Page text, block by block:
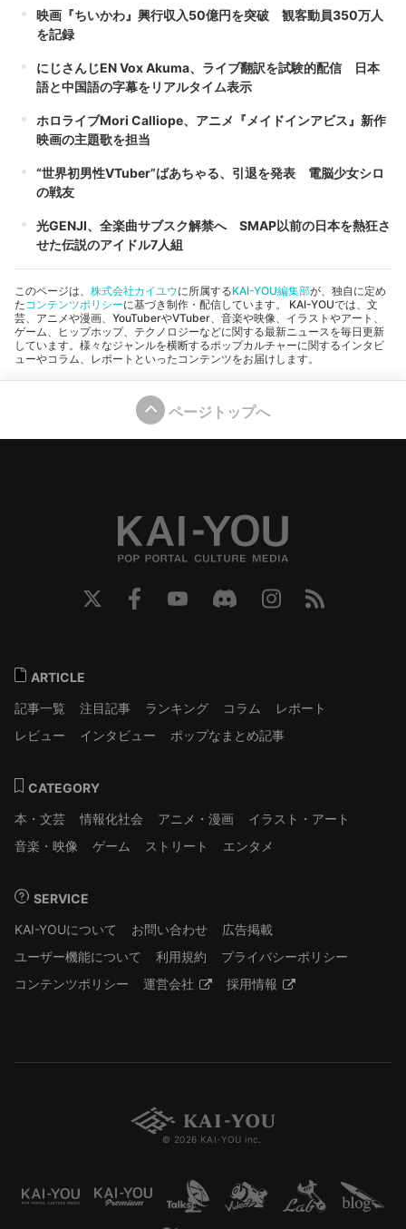
映画『ちいかわ』興行収入50億円を突破 観客動員350万人
を記録
にじさんじEN Vox Akuma、ライブ翻訳を試験的配信 日本
語と中国語の字幕をリアルタイム表示
ホロライブMori Calliope、アニメ『メイドインアビス』新作
映画の主題歌を担当
“世界初男性VTuber”ばあちゃる、引退を発表 電脳少女シロ
の戦友
光GENJI、全楽曲サブスク解禁へ SMAP以前の日本を熱狂さ
せた伝説のアイドル7人組
このページは、 株式会社カイユウに所属するKAI-YOU編集部が、独自に定め
たコンテンツポリシーに基づき制作・配信しています。 KAI-YOUでは、文
芸、アニメや漫画、YouTuberやVTuber、音楽や映像、イラストやアート、
ゲーム、ヒップホップ、テクノロジーなどに関する最新ニュースを毎日更新
しています。様々なジャンルを横断するポップカルチャーに関するインタビ
ューやコラム、レポートといったコンテンツをお届けします。
ページトップへ
ARTICLE
記事一覧
注目記事 ランキング コラム
レポート
レビュー
インタビュー ポップなまとめ記事
CATEGORY
本・文芸
情報化社会 アニメ・漫画
イラスト・アート
音楽・映像
ゲーム ストリート エンタメ
SERVICE
KAI-YOUについて
お問い合わせ
広告掲載
ユーザー機能について
利用規約
プライバシーポリシー
コンテンツポリシー
運営会社 採用情報
© 2026 KAI-YOU inc.